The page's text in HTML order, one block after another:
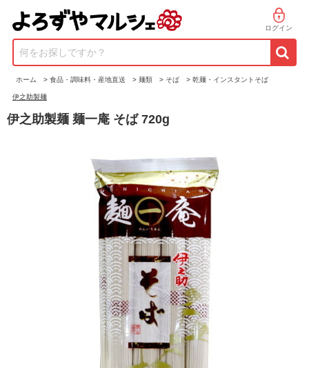
ログイン
何をお探しですか？
ホーム > 食品・調味料・産地直送 > 麺類 > そば > 乾麺・インスタントそば
伊之助製麺
伊之助製麺 麺一庵 そば 720g